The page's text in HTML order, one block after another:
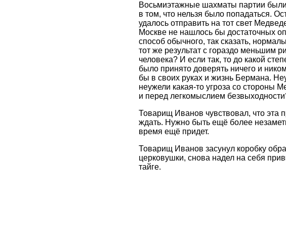
Восьмиэтажные шахматы партии
в том, что нельзя было попадаться.
удалось отправить на тот свет
Москве не нашлось бы достаточных
способ обычного, так сказать,
тот же результат с гораздо меньшим
человека? И если так, то до какой
было принято доверять ничего и
бы в своих руках и жизнь Бермана.
неужели какая-то угроза со стороны
и перед легкомыслием
Товарищ Иванов чувствовал, что
ждать. Нужно быть ещё более
время ещё придет.
Товарищ Иванов засунул коробку
церковушки, снова надел на себя
тайге.